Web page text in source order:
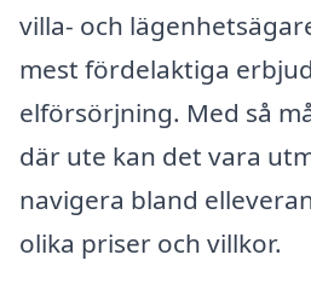
villa- och
mest fördelaktiga
elförsörjning. Med så
där ute kan det vara
navigera bland
olika priser och villkor.